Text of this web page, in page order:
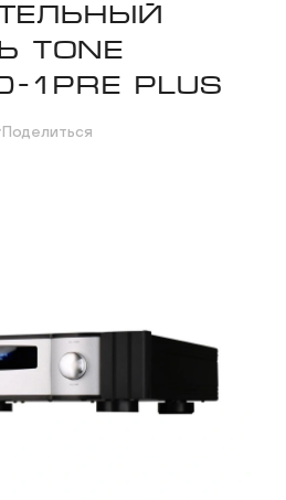
TONE
1PRE PLUS
Поделиться